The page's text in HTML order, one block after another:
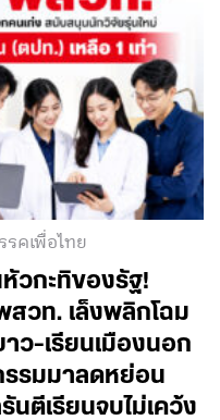
คเพื่อไทย
วกะทิของรัฐ!
สวท. เล็งพลิกโฉม
ว-เรียนเมืองนอก
รรมมาลดหย่อน
นตีเรียนจบไม่เคว้ง